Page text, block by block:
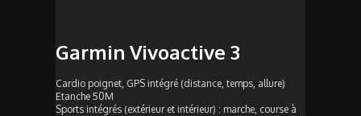
Garmin Vivoactive 3
Cardio poignet, GPS intégré (distance, temps, allure)
Etanche 50M
Sports intégrés (extérieur et intérieur) : marche, course à